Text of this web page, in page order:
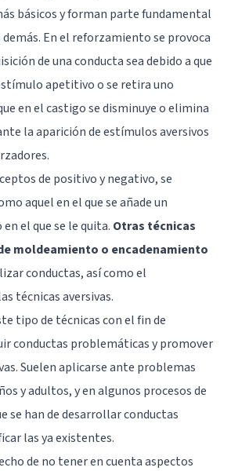
básicos y forman parte fundamental
En el reforzamiento se provoca
de una conducta sea debido a que
apetitivo o se retira uno
en el castigo se disminuye o elimina
la aparición de estímulos aversivos
de positivo y negativo, se
aquel en el que se añade un
el que se le quita. Otras técnicas
moldeamiento o encadenamiento
conductas, así como el
técnicas aversivas.
tipo de técnicas con el fin de
conductas problemáticas y promover
Suelen aplicarse ante problemas
y adultos, y en algunos procesos de
se han de desarrollar conductas
las ya existentes.
de no tener en cuenta aspectos